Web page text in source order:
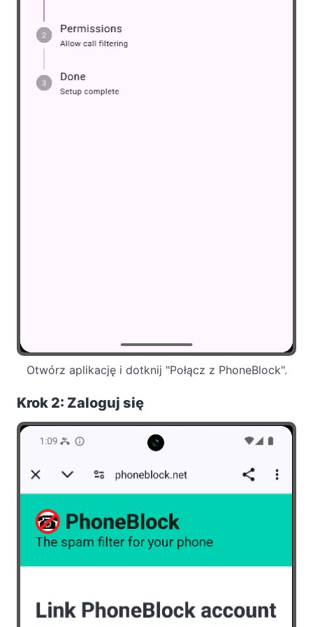
Otwórz aplikację i dotknij "Połącz z PhoneBlock".
Krok 2: Zaloguj się